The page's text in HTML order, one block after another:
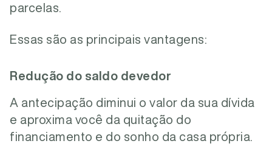
parcelas.
Essas são as principais vantagens:
Redução do saldo devedor
A antecipação diminui o valor da sua dívida
e aproxima você da quitação do
financiamento e do sonho da casa própria.